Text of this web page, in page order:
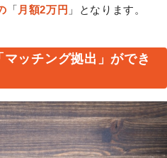
「 月額2万円 」となります。
ッチング拠出」ができ